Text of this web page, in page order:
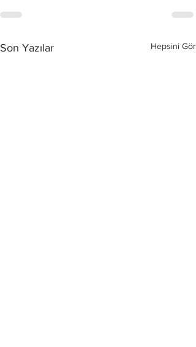
Son Yazılar Hepsini Gör